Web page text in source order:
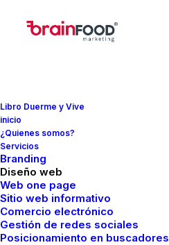
Libro Duerme y Vive
inicio
¿Quienes somos?
Servicios
Branding
Diseño web
Web one page
Sitio web informativo
Comercio electrónico
Gestión de redes sociales
Posicionamiento en buscadores